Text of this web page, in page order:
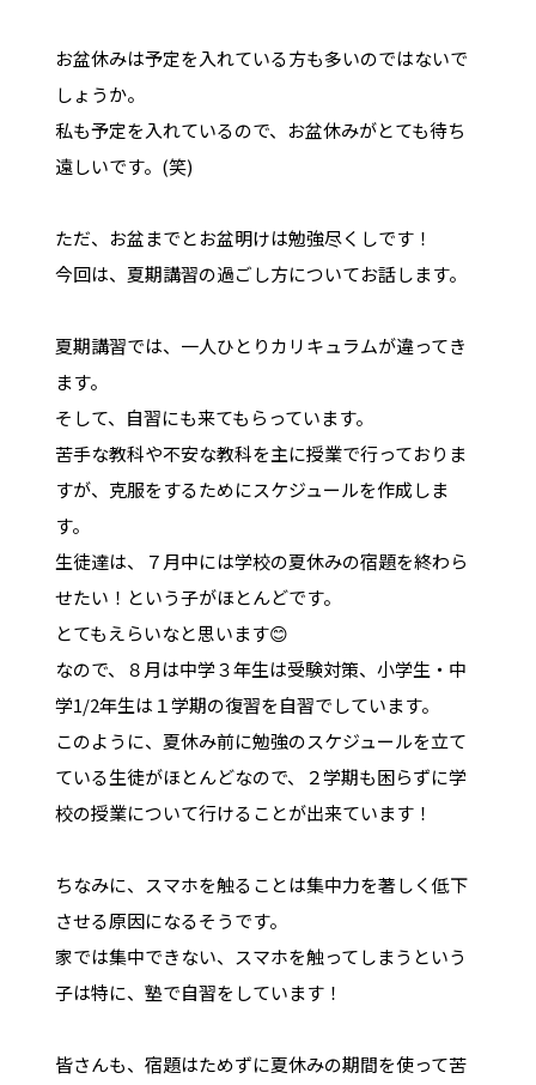
お盆休みは予定を入れている方も多いのではないで
しょうか。
私も予定を入れているので、お盆休みがとても待ち
遠しいです。(笑)
ただ、お盆までとお盆明けは勉強尽くしです！
今回は、夏期講習の過ごし方についてお話します。
夏期講習では、一人ひとりカリキュラムが違ってき
ます。
そして、自習にも来てもらっています。
苦手な教科や不安な教科を主に授業で行っておりま
すが、克服をするためにスケジュールを作成しま
す。
生徒達は、７月中には学校の夏休みの宿題を終わら
せたい！という子がほとんどです。
とてもえらいなと思います😊
なので、８月は中学３年生は受験対策、小学生・中
学1/2年生は１学期の復習を自習でしています。
このように、夏休み前に勉強のスケジュールを立て
ている生徒がほとんどなので、２学期も困らずに学
校の授業について行けることが出来ています！
ちなみに、スマホを触ることは集中力を著しく低下
させる原因になるそうです。
家では集中できない、スマホを触ってしまうという
子は特に、塾で自習をしています！
皆さんも、宿題はためずに夏休みの期間を使って苦